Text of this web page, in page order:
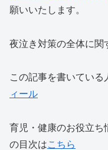
願いいたします。
夜泣き対策の全体に関
この記事を書いてい
ィール
育児・健康のお役立
の目次はこちら